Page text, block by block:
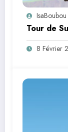
IsaBoubou
Tour de
8 Février